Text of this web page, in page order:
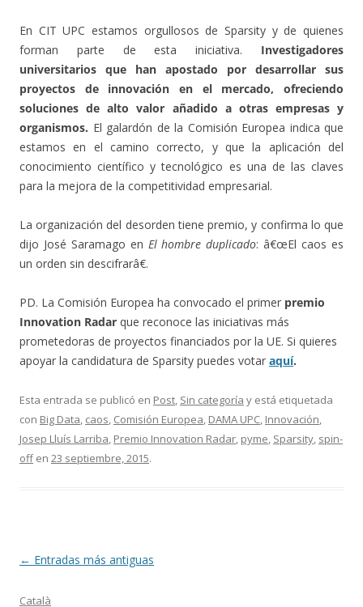
En CIT UPC estamos orgullosos de Sparsity y de quienes
forman parte de esta iniciativa. Investigadores
universitarios que han apostado por desarrollar sus
proyectos de innovación en el mercado,
ofreciendo
soluciones de alto valor añadido a otras empresas y
organismos. El galardón de la Comisión Europea indica que
estamos en el camino correcto, y que la aplicación del
conocimiento científico y tecnológico es una de las claves
para la mejora de la competitividad empresarial.
La organización del desorden tiene premio, y confirma lo que
dijo José Saramago en El hombre duplicado: â€œEl caos es
un orden sin descifrarâ€.
PD. La Comisión Europea ha convocado el primer premio
Innovation Radar que reconoce las iniciativas más
prometedoras de proyectos financiados por la UE. Si quieres
apoyar la candidatura de Sparsity puedes votar aquí.
Esta entrada se publicó en Post, Sin categoría y está etiquetada
con Big Data, caos, Comisión Europea, DAMA UPC, Innovación,
Josep Lluís Larriba, Premio Innovation Radar, pyme, Sparsity, spin-
offen 23 septiembre, 2015.
Navegación
← Entradas más antiguas
Català